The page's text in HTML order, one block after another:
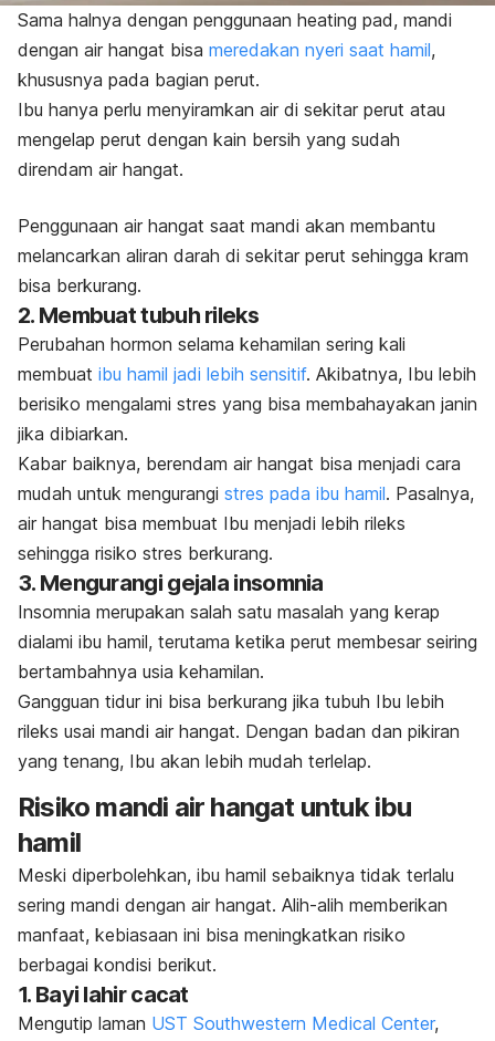
Sama halnya dengan penggunaan heating pad, mandi
dengan air hangat bisa meredakan nyeri saat hamil,
khususnya pada bagian perut.
Ibu hanya perlu menyiramkan air di sekitar perut atau
mengelap perut dengan kain bersih yang sudah
direndam air hangat.
Penggunaan air hangat saat mandi akan membantu
melancarkan aliran darah di sekitar perut sehingga kram
bisa berkurang.
2. Membuat tubuh rileks
Perubahan hormon selama kehamilan sering kali
membuat ibu hamil jadi lebih sensitif. Akibatnya, Ibu lebih
berisiko mengalami stres yang bisa membahayakan janin
jika dibiarkan.
Kabar baiknya, berendam air hangat bisa menjadi cara
mudah untuk mengurangi stres pada ibu hamil. Pasalnya,
air hangat bisa membuat Ibu menjadi lebih rileks
sehingga risiko stres berkurang.
3. Mengurangi gejala insomnia
Insomnia merupakan salah satu masalah yang kerap
dialami ibu hamil, terutama ketika perut membesar seiring
bertambahnya usia kehamilan.
Gangguan tidur ini bisa berkurang jika tubuh Ibu lebih
rileks usai mandi air hangat. Dengan badan dan pikiran
yang tenang, Ibu akan lebih mudah terlelap.
Risiko mandi air hangat untuk ibu
hamil
Meski diperbolehkan, ibu hamil sebaiknya tidak terlalu
sering mandi dengan air hangat. Alih-alih memberikan
manfaat, kebiasaan ini bisa meningkatkan risiko
berbagai kondisi berikut.
1. Bayi lahir cacat
Mengutip laman UST Southwestern Medical Center,